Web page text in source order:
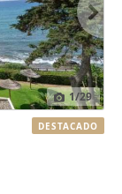
1/29
DESTACADO